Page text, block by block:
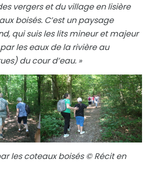
vergers et du village en lisière
boisés. C’est un paysage
qui suis les lits mineur et majeur
les eaux de la rivière au
du cour d’eau. »
les coteaux boisés © Récit en